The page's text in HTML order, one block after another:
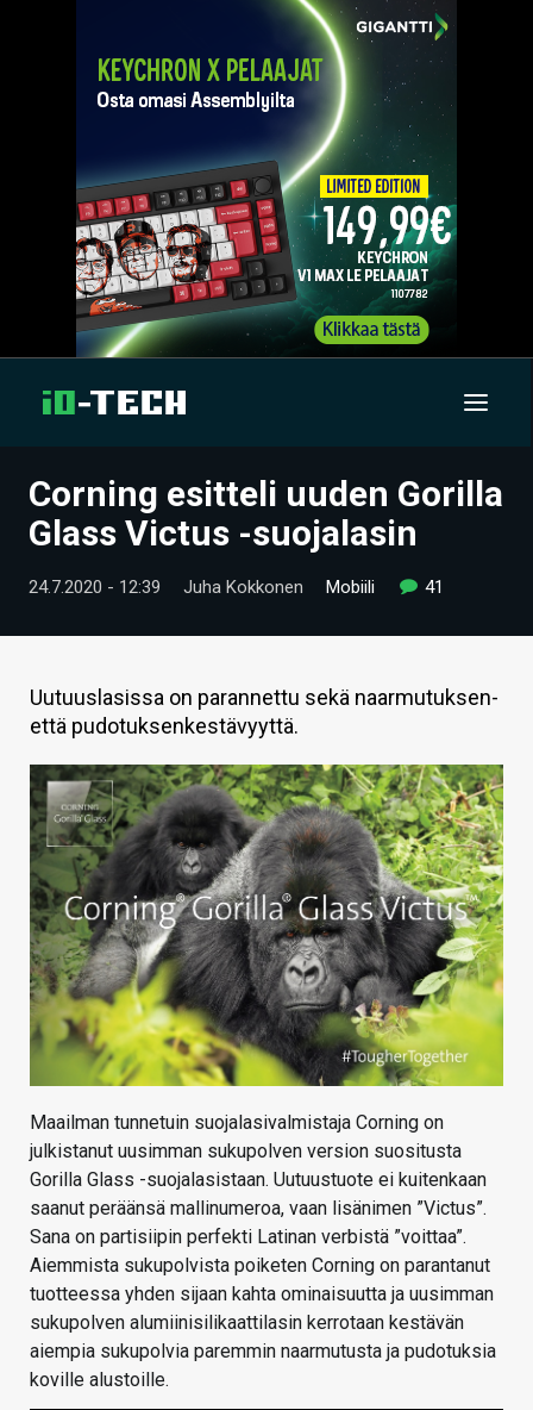
UUTISET
TIETOA
HINTA.FI
KAUPPA
VAIHDA TEEMA
HAKU
Corning esitteli uuden Gorilla
Glass Victus -suojalasin
24.7.2020 - 12:39 Juha Kokkonen Mobiili 41
Uutuuslasissa on parannettu sekä naarmutuksen-
että pudotuksenkestävyyttä.
Maailman tunnetuin suojalasivalmistaja Corning on
julkistanut uusimman sukupolven version suositusta
Gorilla Glass -suojalasistaan. Uutuustuote ei kuitenkaan
saanut peräänsä mallinumeroa, vaan lisänimen ”Victus”.
Sana on partisiipin perfekti Latinan verbistä ”voittaa”.
Aiemmista sukupolvista poiketen Corning on parantanut
tuotteessa yhden sijaan kahta ominaisuutta ja uusimman
sukupolven alumiinisilikaattilasin kerrotaan kestävän
aiempia sukupolvia paremmin naarmutusta ja pudotuksia
koville alustoille.